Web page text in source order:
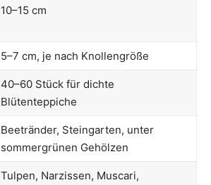
10–15 cm
5–7 cm, je nach Knollengröße
40–60 Stück für dichte
Blütenteppiche
Beetränder, Steingarten, unter
sommergrünen Gehölzen
Tulpen, Narzissen, Muscari,